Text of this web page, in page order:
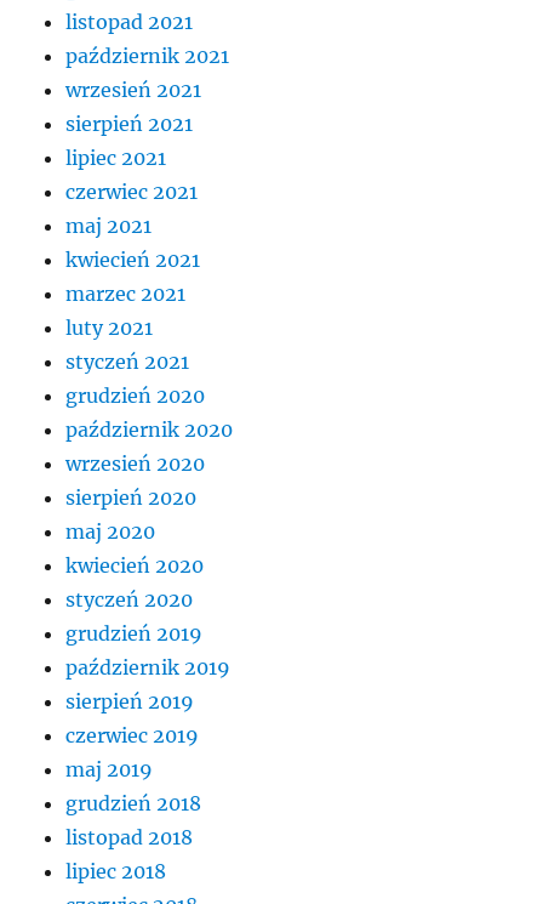
listopad 2021
październik 2021
wrzesień 2021
sierpień 2021
lipiec 2021
czerwiec 2021
maj 2021
kwiecień 2021
marzec 2021
luty 2021
styczeń 2021
grudzień 2020
październik 2020
wrzesień 2020
sierpień 2020
maj 2020
kwiecień 2020
styczeń 2020
grudzień 2019
październik 2019
sierpień 2019
czerwiec 2019
maj 2019
grudzień 2018
listopad 2018
lipiec 2018